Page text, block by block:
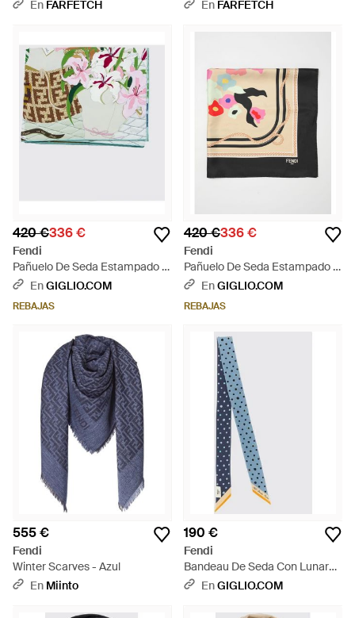
En FARFETCH En FARFETCH
420 €336 €
Fendi
Pañuelo De Seda Estampado -
GrisEnGIGLIO.COM
REBAJAS
420 €336 €
Fendi
Pañuelo De Seda Estampado -
Neutro
EnGIGLIO.COM
REBAJAS
555 €
Fendi
Winter Scarves - Azul
En Miinto
190 €
Fendi
Bandeau De Seda Con Lunares
Biselados - Azul
EnGIGLIO.COM